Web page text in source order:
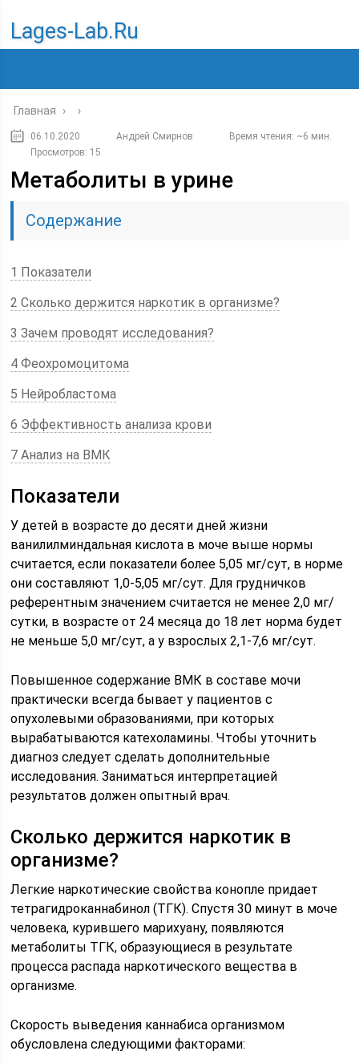
Lages-Lab.ru
Главная › ›
06.10.2020 Андрей Смирнов
Время чтения: ~6 мин.
Просмотров: 15
Метаболиты в урине
Содержание
1 Показатели
2 Сколько держится наркотик в организме?
3 Зачем проводят исследования?
4 Феохромоцитома
5 Нейробластома
6 Эффективность анализа крови
7 Анализ на ВМК
Показатели
У детей в возрасте до десяти дней жизни
ванилилминдальная кислота в моче выше нормы
считается, если показатели более 5,05 мг/сут, в норме
они составляют 1,0-5,05 мг/сут. Для грудничков
референтным значением считается не менее 2,0 мг/
сутки, в возрасте от 24 месяца до 18 лет норма будет
не меньше 5,0 мг/сут, а у взрослых 2,1-7,6 мг/сут.
Повышенное содержание ВМК в составе мочи
практически всегда бывает у пациентов с
опухолевыми образованиями, при которых
вырабатываются катехоламины. Чтобы уточнить
диагноз следует сделать дополнительные
исследования. Заниматься интерпретацией
результатов должен опытный врач.
Сколько держится наркотик в
организме?
Легкие наркотические свойства конопле придает
тетрагидроканнабинол (ТГК). Спустя 30 минут в моче
человека, курившего марихуану, появляются
метаболиты ТГК, образующиеся в результате
процесса распада наркотического вещества в
организме.
Скорость выведения каннабиса организмом
обусловлена следующими факторами: